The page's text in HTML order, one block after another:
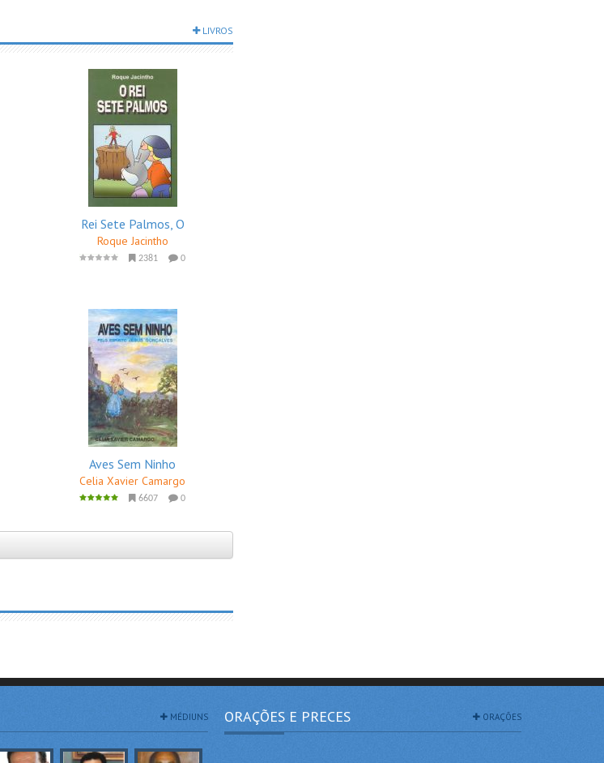
LIVROS
Rei Sete Palmos, O
Roque Jacintho
2381 0
Aves Sem Ninho
Celia Xavier Camargo
6607 0
MÉDIUNS ORAÇÕES E PRECES ORAÇÕES